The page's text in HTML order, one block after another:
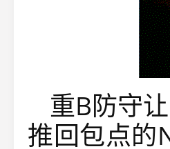
重B防守
推回包点的